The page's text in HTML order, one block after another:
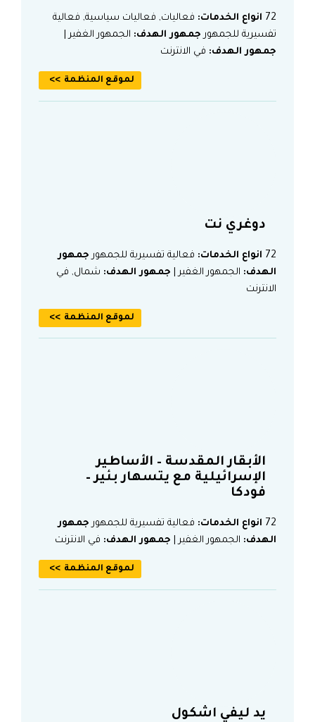
72 انواع الخدمات: فعاليات, فعاليات سياسية, فعالية
تفسيرية للجمهور جمهور الهدف: الجمهور الغفير |
جمهور الهدف: في الانترنت
لموقع المنظمة
دوغري نت
72 انواع الخدمات: فعالية تفسيرية للجمهور جمهور
الهدف: الجمهور الغفير | جمهور الهدف: شمال, في
الانترنت
لموقع المنظمة
الأبقار المقدسة – الأساطير
الإسرائيلية مع يتسهار بئير –
فودكا
72 انواع الخدمات: فعالية تفسيرية للجمهور جمهور
الهدف: الجمهور الغفير | جمهور الهدف: في الانترنت
لموقع المنظمة
يد ليفي اشكول